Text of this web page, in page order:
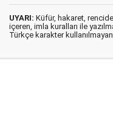
UYARI: Küfür, hakaret,
içeren, imla kuralları ile
Türkçe karakter